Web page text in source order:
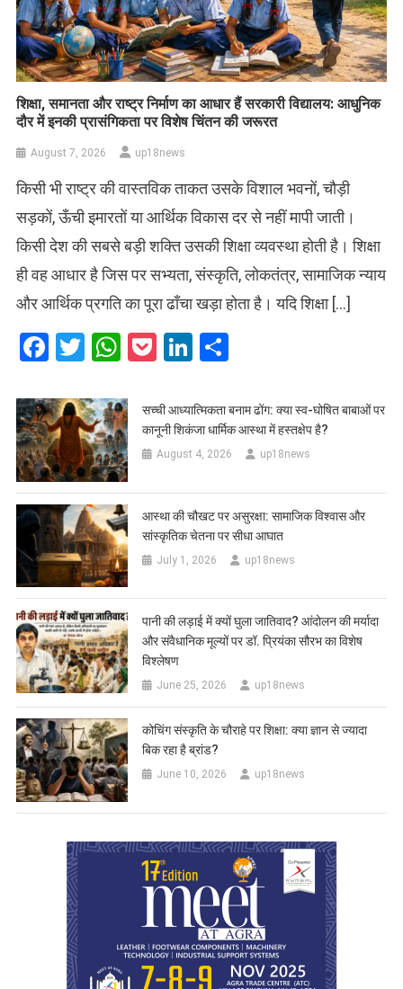
शिक्षा, समानता और राष्ट्र निर्माण का आधार हैं सरकारी विद्यालय: आधुनिक
दौर में इनकी प्रासंगिकता पर विशेष चिंतन की जरूरत
August 7, 2026 up18news
किसी भी राष्ट्र की वास्तविक ताकत उसके विशाल भवनों, चौड़ी
सड़कों, ऊँची इमारतों या आर्थिक विकास दर से नहीं मापी जाती।
किसी देश की सबसे बड़ी शक्ति उसकी शिक्षा व्यवस्था होती है। शिक्षा
ही वह आधार है जिस पर सभ्यता, संस्कृति, लोकतंत्र, सामाजिक न्याय
और आर्थिक प्रगति का पूरा ढाँचा खड़ा होता है। यदि शिक्षा […]
Facebook
Twitter
WhatsApp
PocketLinkedIn
सच्ची आध्यात्मिकता बनाम ढोंग: क्या स्व-घोषित बाबाओं पर
कानूनी शिकंजा धार्मिक आस्था में हस्तक्षेप है?
August 4, 2026 up18news
आस्था की चौखट पर असुरक्षा: सामाजिक विश्वास और
सांस्कृतिक चेतना पर सीधा आघात
July 1, 2026 up18news
पानी की लड़ाई में क्यों घुला जातिवाद? आंदोलन की मर्यादा
और संवैधानिक मूल्यों पर डॉ. प्रियंका सौरभ का विशेष
विश्लेषण
June 25, 2026 up18news
कोचिंग संस्कृति के चौराहे पर शिक्षा: क्या ज्ञान से ज्यादा
बिक रहा है ब्रांड?
June 10, 2026 up18news